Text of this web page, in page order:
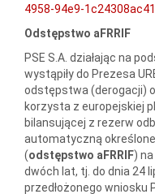
4958-94e9-
Odstępstwo aFRRIF
PSE S.A. działając na
wystąpiły do Prezesa
odstępstwa (derogacji)
korzysta z europejskiej
bilansującej z rezerw
automatyczną
(odstępstwo aFRRIF)
dwóch lat, tj. do dnia 24
przedłożonego wniosku